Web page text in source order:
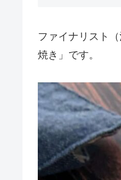
ファイナリスト
焼き」です。